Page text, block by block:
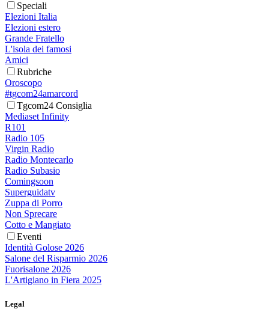
Speciali
Elezioni Italia
Elezioni estero
Grande Fratello
L'isola dei famosi
Amici
Rubriche
Oroscopo
#tgcom24amarcord
Tgcom24 Consiglia
Mediaset Infinity
R101
Radio 105
Virgin Radio
Radio Montecarlo
Radio Subasio
Comingsoon
Superguidatv
Zuppa di Porro
Non Sprecare
Cotto e Mangiato
Eventi
Identità Golose 2026
Salone del Risparmio 2026
Fuorisalone 2026
L'Artigiano in Fiera 2025
Legal